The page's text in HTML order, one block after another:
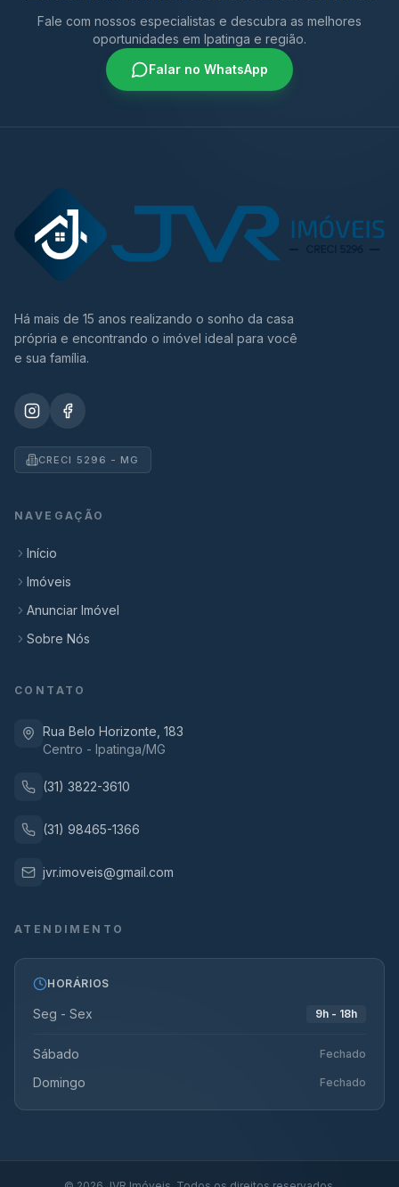
Fale com nossos especialistas e descubra as melhores
oportunidades em Ipatinga e região.
Falar no WhatsApp
Há mais de 15 anos realizando o sonho da casa
própria e encontrando o imóvel ideal para você
e sua família.
CRECI 5296 - MG
NAVEGAÇÃO
Início
Imóveis
Anunciar Imóvel
Sobre Nós
CONTATO
Rua Belo Horizonte, 183
Centro - Ipatinga/MG
(31) 3822-3610
(31) 98465-1366
jvr.imoveis@gmail.com
ATENDIMENTO
HORÁRIOS
Seg - Sex 9h - 18h
Sábado Fechado
Domingo Fechado